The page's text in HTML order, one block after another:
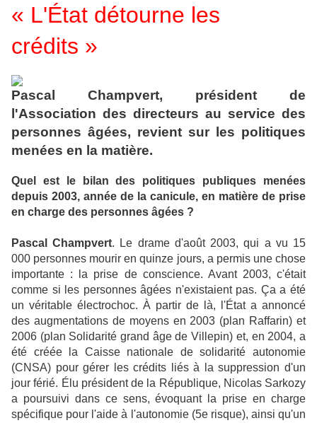
« L'État détourne les
crédits »
Pascal Champvert, président de
l'Association des directeurs au service des
personnes âgées, revient sur les politiques
menées en la matière.
Quel est le bilan des politiques publiques menées
depuis 2003, année de la canicule, en matière de prise
en charge des personnes âgées ?
Pascal Champvert. Le drame d'août 2003, qui a vu 15
000 personnes mourir en quinze jours, a permis une chose
importante : la prise de conscience. Avant 2003, c'était
comme si les personnes âgées n'existaient pas. Ça a été
un véritable électrochoc. À partir de là, l'État a annoncé
des augmentations de moyens en 2003 (plan Raffarin) et
2006 (plan Solidarité grand âge de Villepin) et, en 2004, a
été créée la Caisse nationale de solidarité autonomie
(CNSA) pour gérer les crédits liés à la suppression d'un
jour férié. Élu président de la République, Nicolas Sarkozy
a poursuivi dans ce sens, évoquant la prise en charge
spécifique pour l'aide à l'autonomie (5e risque), ainsi qu'un